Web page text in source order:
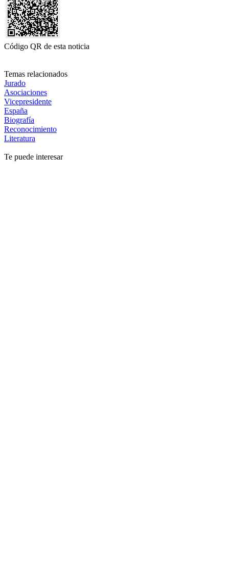
Código QR de esta noticia
Temas relacionados
Jurado
Asociaciones
Vicepresidente
España
Biografía
Reconocimiento
Literatura
Te puede interesar